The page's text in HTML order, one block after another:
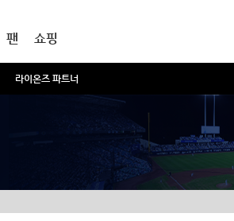
라이온즈 파트너
팬 쇼핑